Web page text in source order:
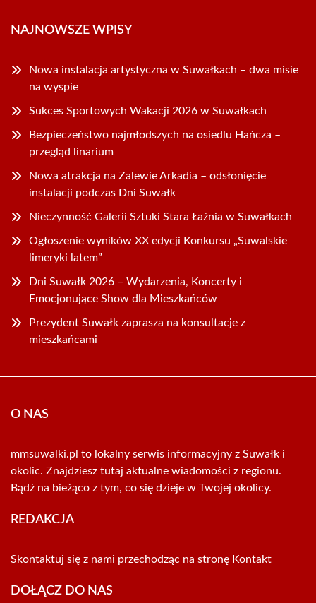
NAJNOWSZE WPISY
Nowa instalacja artystyczna w Suwałkach – dwa misie
na wyspie
Sukces Sportowych Wakacji 2026 w Suwałkach
Bezpieczeństwo najmłodszych na osiedlu Hańcza –
przegląd linarium
Nowa atrakcja na Zalewie Arkadia – odsłonięcie
instalacji podczas Dni Suwałk
Nieczynność Galerii Sztuki Stara Łaźnia w Suwałkach
Ogłoszenie wyników XX edycji Konkursu „Suwalskie
limeryki latem”
Dni Suwałk 2026 – Wydarzenia, Koncerty i
Emocjonujące Show dla Mieszkańców
Prezydent Suwałk zaprasza na konsultacje z
mieszkańcami
O NAS
mmsuwalki.pl to lokalny serwis informacyjny z Suwałk i
okolic. Znajdziesz tutaj aktualne wiadomości z regionu.
Bądź na bieżąco z tym, co się dzieje w Twojej okolicy.
REDAKCJA
Skontaktuj się z nami przechodząc na stronę Kontakt
DOŁĄCZ DO NAS